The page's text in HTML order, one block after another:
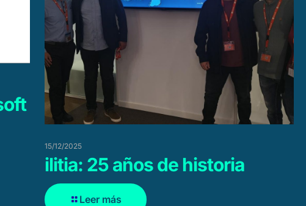
15/12/2025
ilitia: 25 años de historia
Leer más